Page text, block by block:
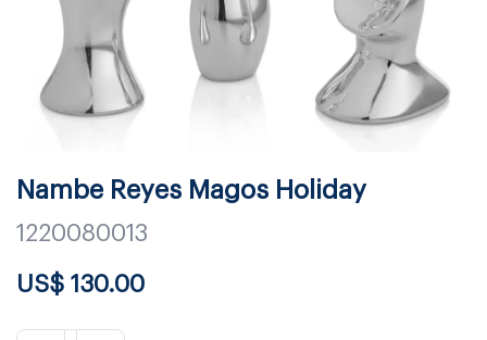
Nambe Reyes Magos Holiday
1220080013
US$ 130.00